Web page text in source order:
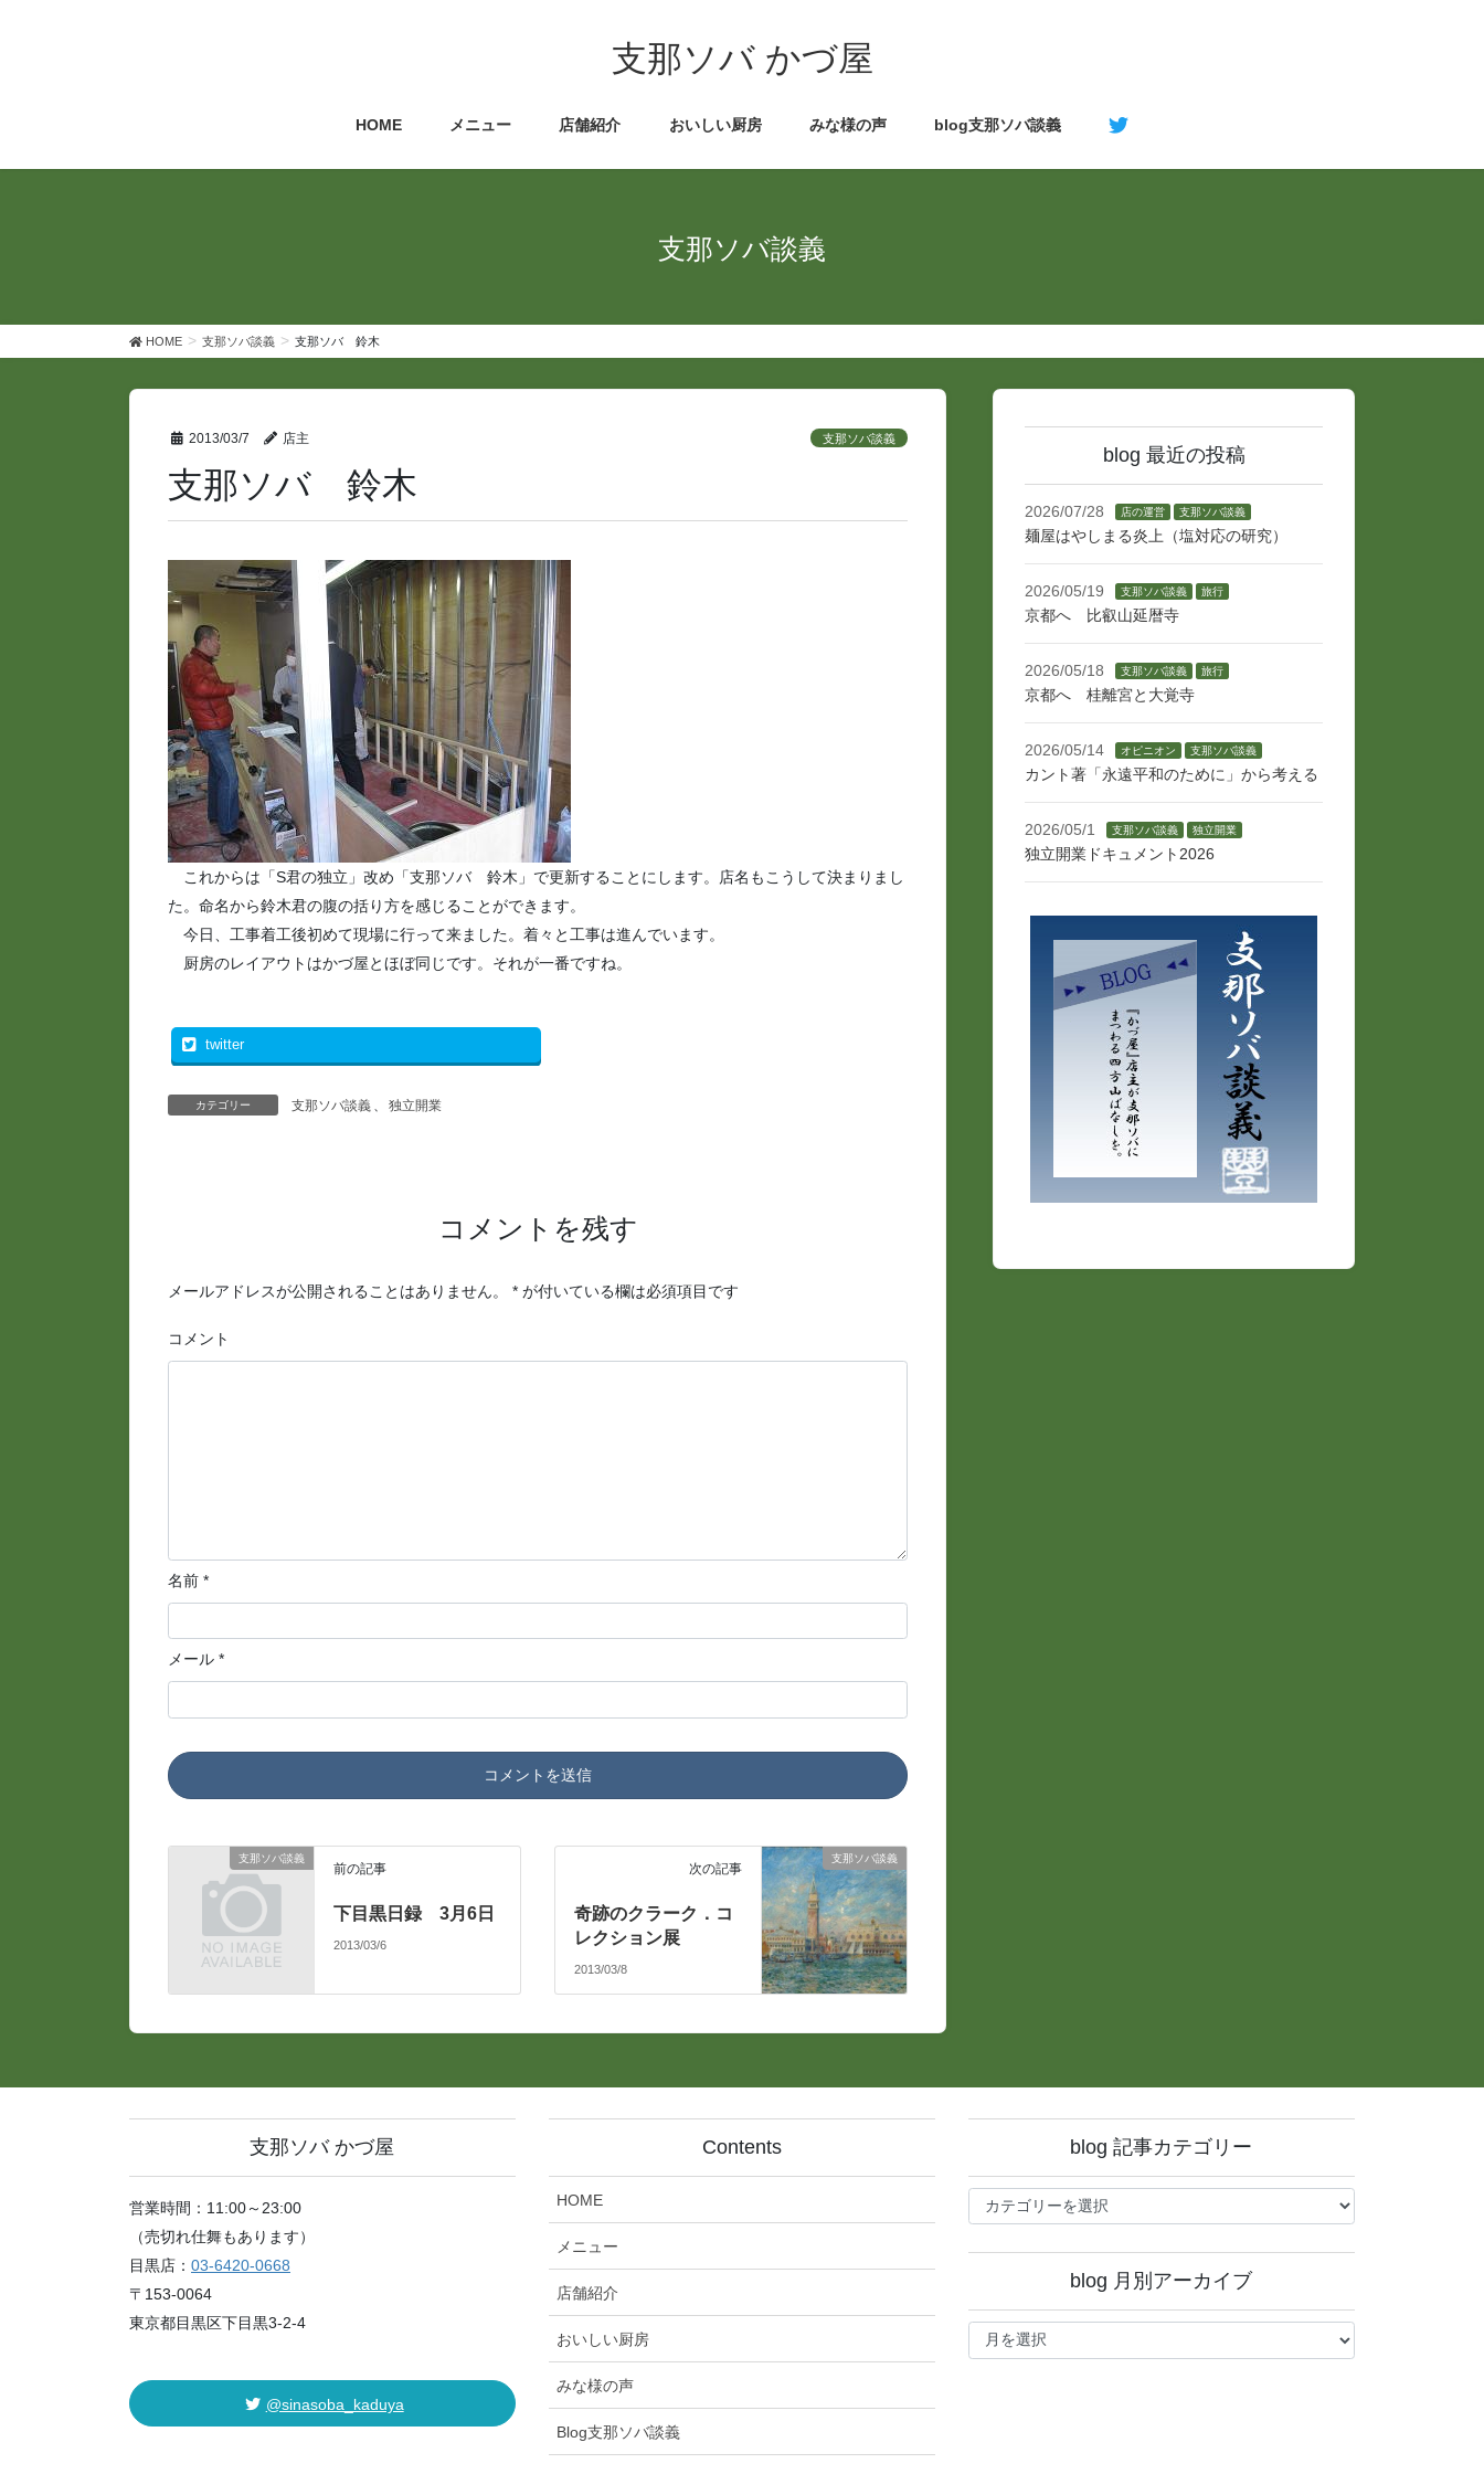
キ
に
支那ソバ かづ屋
HOME メニュー 店舗紹介 おいしい厨房 みな様の声 blog支那ソバ談義
支那ソバ談義
HOME 支那ソバ談義 支那ソバ 鈴木
2013/03/7 店主 支那ソバ談義
支那ソバ 鈴木
これからは「S君の独立」改め「支那ソバ 鈴木」で更新することにします。店名もこうして決まりまし
た。命名から鈴木君の腹の括り方を感じることができます。
今日、工事着工後初めて現場に行って来ました。着々と工事は進んでいます。
厨房のレイアウトはかづ屋とほぼ同じです。それが一番ですね。
twitter
カテゴリー 支那ソバ談義 、 独立開業
コメントを残す
メールアドレスが公開されることはありません。 *が付いている欄は必須項目です
コメント
名前 *
メール *
支那ソバ談義
前の記事
下目黒日録 3月6日
2013/03/6
支那ソバ談義
次の記事
奇跡のクラーク．コ
レクション展
2013/03/8
blog 最近の投稿
2026/07/28 店の運営 支那ソバ談義
麺屋はやしまる炎上（塩対応の研究）
2026/05/19 支那ソバ談義 旅行
京都へ 比叡山延暦寺
2026/05/18 支那ソバ談義 旅行
京都へ 桂離宮と大覚寺
2026/05/14 オピニオン 支那ソバ談義
カント著「永遠平和のために」から考える
2026/05/1 支那ソバ談義 独立開業
独立開業ドキュメント2026
支那ソバ かづ屋
営業時間：11:00～23:00
（売切れ仕舞もあります）
目黒店： 03-6420-0668
〒153-0064
東京都目黒区下目黒3-2-4
@sinasoba_kaduya
Contents
HOME
メニュー
店舗紹介
おいしい厨房
みな様の声
Blog支那ソバ談義
blog 記事カテゴリー
blog
記
ゴ
ー
blog 月別アーカイブ
blog